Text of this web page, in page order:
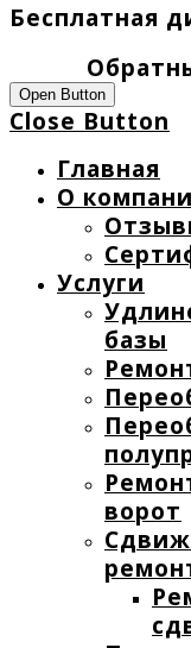
Бесплатная
Open Button
Close Button
Главная
О
Услуги
базы
ворот